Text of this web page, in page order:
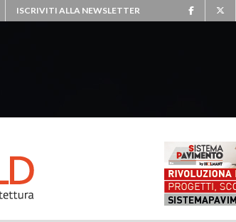
ISCRIVITI ALLA NEWSLETTER